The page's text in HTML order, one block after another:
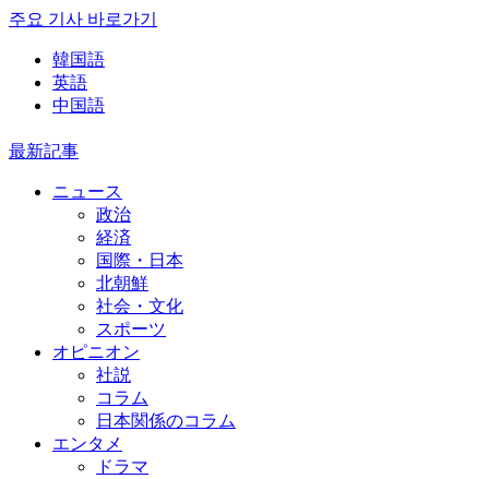
주요 기사 바로가기
韓国語
英語
中国語
最新記事
ニュース
政治
経済
国際・日本
北朝鮮
社会・文化
スポーツ
オピニオン
社説
コラム
日本関係のコラム
エンタメ
ドラマ